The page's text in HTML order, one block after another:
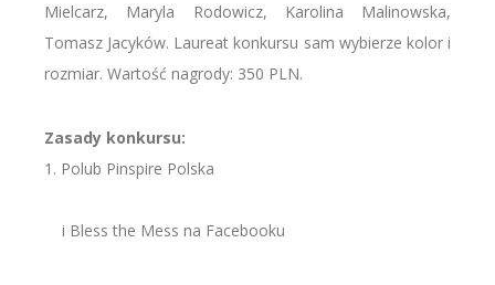
Mielcarz, Maryla Rodowicz, Karolina Malinowska,
Tomasz Jacyków. Laureat konkursu sam wybierze kolor i
rozmiar. Wartość nagrody: 350 PLN.
Zasady konkursu:
1. Polub Pinspire Polska
i Bless the Mess na Facebooku